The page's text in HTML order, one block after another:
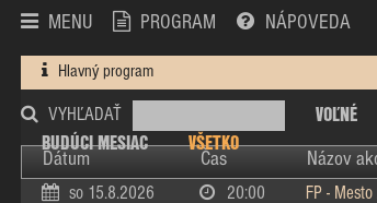
MENU PROGRAM NÁPOVEDA
Hlavný program
VYHĽADAŤ VOĽNÉ
BUDÚCI MESIAC
VŠETKO
Dátum Čas Názov
so 15.8.2026 20:00 FP -